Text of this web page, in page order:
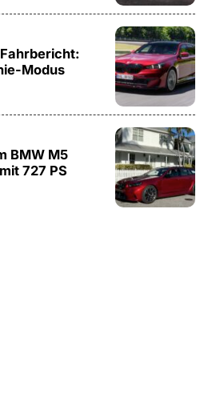
Modus
BMW M5
727 PS